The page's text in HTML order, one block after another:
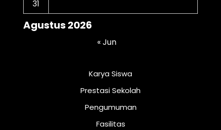
Agustus 2026
31
« Jun
Karya Siswa
Prestasi Sekolah
Pengumuman
Fasilitas